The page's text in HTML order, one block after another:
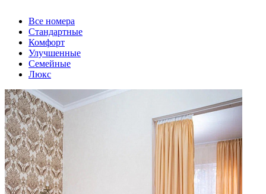
Вcе номера
Стандартные
Комфорт
Улучшенные
Семейные
Люкс